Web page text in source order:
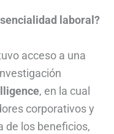
laboral?
acceso a una
, en la cual
corporativos y
de los beneficios,